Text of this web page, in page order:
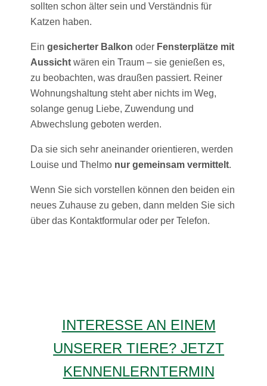
sollten schon älter sein und Verständnis für
Katzen haben.
Eingesicherter Balkon oder Fensterplätze mit
Aussicht wären ein Traum – sie genießen es,
zu beobachten, was draußen passiert. Reiner
Wohnungshaltung steht aber nichts im Weg,
solange genug Liebe, Zuwendung und
Abwechslung geboten werden.
Da sie sich sehr aneinander orientieren, werden
Louise und Thelmo nur gemeinsam vermittelt.
Wenn Sie sich vorstellen können den beiden ein
neues Zuhause zu geben, dann melden Sie sich
über das Kontaktformular oder per Telefon.
INTERESSE AN EINEM
UNSERER TIERE? JETZT
KENNENLERNTERMIN